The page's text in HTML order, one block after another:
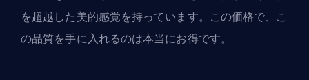
を超越した美的感覚を持っています。この価格で、こ
の品質を手に入れるのは本当にお得です。